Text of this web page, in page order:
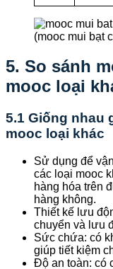
(mooc mui bạt
5. So sánh
mooc loại
5.1 Giống nhau
mooc loại khác
Sử dụng để
các loại mooc
hàng hóa trên
hàng không.
Thiết kế lưu
chuyển và lưu
Sức chứa: có
giúp tiết kiệm
Độ an toàn: có